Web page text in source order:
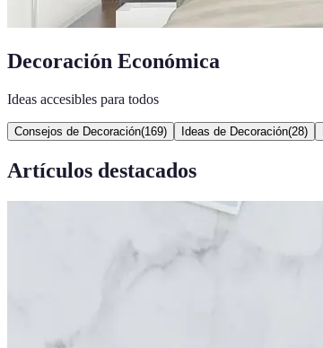
Decoración Económica
Ideas accesibles para todos
Consejos de Decoración(169) Ideas de Decoración(28)
Artículos destacados